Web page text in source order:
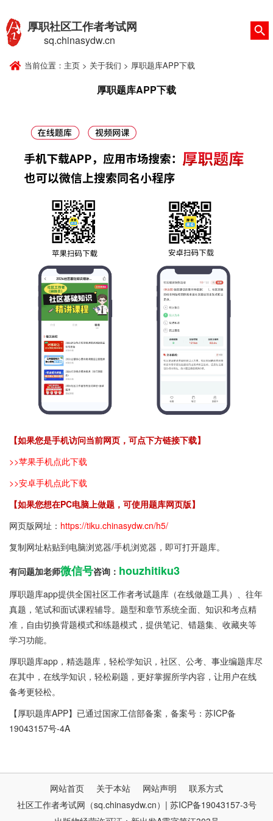
厚职社区工作者考试网
sq.chinasydw.cn
当前位置： 主页 > 关于我们 > 厚职题库APP下载
厚职题库APP下载
【如果您是手机访问当前网页，可点下方链接下载】
>>苹果手机点此下载
>>安卓手机点此下载
【如果您想在PC电脑上做题，可使用题库网页版】
网页版网址： https://tiku.chinasydw.cn/h5/
复制网址粘贴到电脑浏览器/手机浏览器，即可打开题库。
有问题加老师微信号咨询： houzhitiku3
厚职题库app提供全国社区工作者考试题库（在线做题工具）、往年
真题，笔试和面试课程辅导。题型和章节系统全面、知识和考点精
准，自由切换背题模式和练题模式，提供笔记、错题集、收藏夹等
学习功能。
厚职题库app，精选题库，轻松学知识，社区、公考、事业编题库尽
在其中，在线学知识，轻松刷题，更好掌握所学内容，让用户在线
备考更轻松。
【厚职题库APP】 已通过国家工信部备案，备案号：苏ICP备
19043157号-4A
网站首页 关于本站 网站声明
联系方式
社区工作者考试网（sq.chinasydw.cn）| 苏ICP备19043157-3号